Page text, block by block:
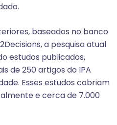
baseados no banco
a pesquisa atual
estudos publicados,
de 250 artigos do IPA
Esses estudos cobriam
e cerca de 7.000